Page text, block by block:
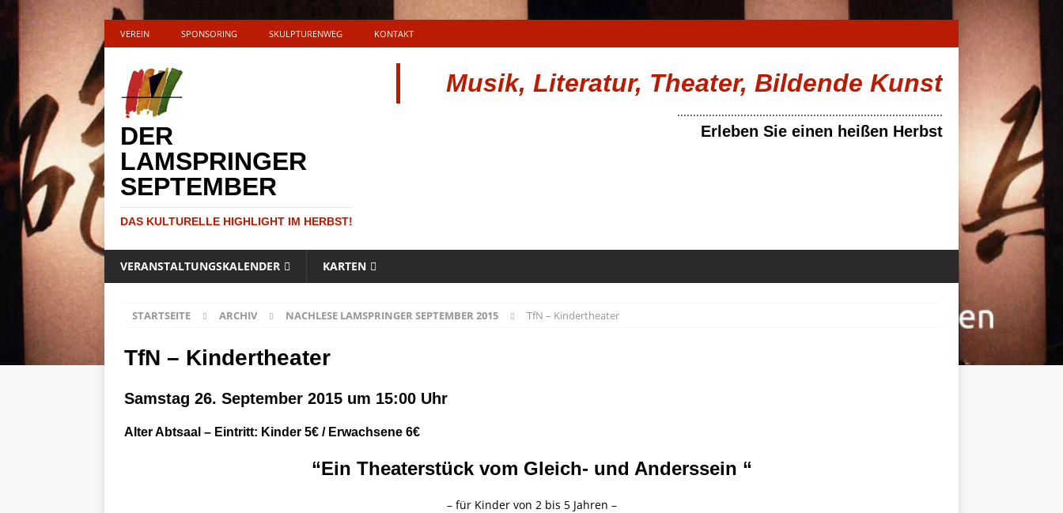
VEREIN SPONSORING SKULPTURENWEG KONTAKT
DER
LAMSPRINGER
SEPTEMBER
DAS KULTURELLE HIGHLIGHT IM HERBST!
Musik, Literatur, Theater, Bildende Kunst
....................................................................................
Erleben Sie einen heißen Herbst
VERANSTALTUNGSKALENDER KARTEN
STARTSEITE ARCHIV NACHLESE LAMSPRINGER SEPTEMBER 2015 TfN – Kindertheater
TfN – Kindertheater
Samstag 26. September 2015 um 15:00 Uhr
Alter Abtsaal – Eintritt: Kinder 5€ / Erwachsene 6€
“Ein Theaterstück vom Gleich- und Anderssein “
– für Kinder von 2 bis 5 Jahren –